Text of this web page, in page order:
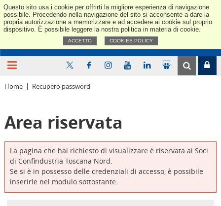
Questo sito usa i cookie per offrirti la migliore esperienza di navigazione
possibile. Procedendo nella navigazione del sito si acconsente a dare la
propria autorizzazione a memorizzare e ad accedere ai cookie sul proprio
dispositivo. È possibile leggere la nostra politica in materia di cookie.
ACCETTO COOKIES POLICY
Home Recupero password
Area riservata
La pagina che hai richiesto di visualizzare è riservata ai Soci
di Confindustria Toscana Nord.
Se si è in possesso delle credenziali di accesso, è possibile
inserirle nel modulo sottostante.